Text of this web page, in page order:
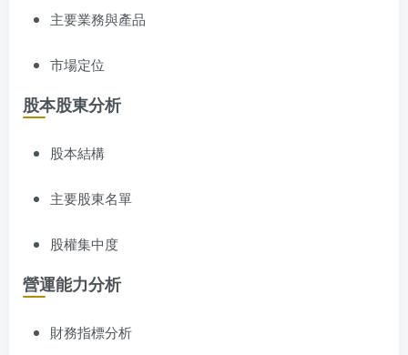
主要業務與產品
市場定位
股本股東分析
股本結構
主要股東名單
股權集中度
營運能力分析
財務指標分析